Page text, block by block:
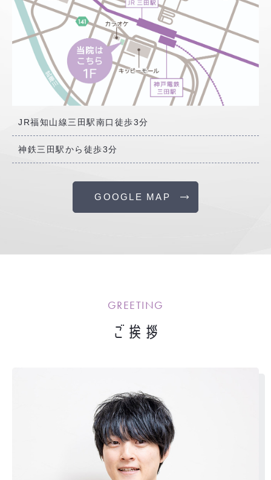
JR福知山線三田駅南口徒歩3分
神鉄三田駅から徒歩3分
GOOGLE MAP
GREETING
ご挨拶